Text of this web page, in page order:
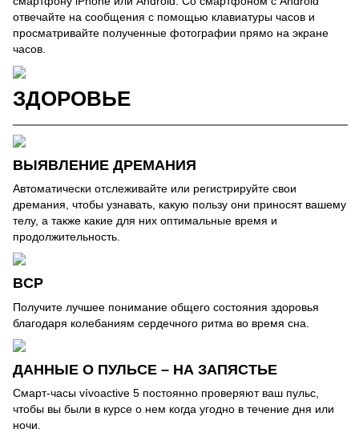
отвечайте на сообщения с помощью клавиатуры часов и
просматривайте полученные фотографии прямо на экране
часов.
ЗДОРОВЬЕ
ВЫЯВЛЕНИЕ ДРЕМАНИЯ
Автоматически отслеживайте или регистрируйте свои
дремания, чтобы узнавать, какую пользу они приносят вашему
телу, а также какие для них оптимальные время и
продолжительность.
ВCР
Получите лучшее понимание общего состояния здоровья
благодаря колебаниям сердечного ритма во время сна.
ДАННЫЕ О ПУЛЬСЕ – НА ЗАПЯСТЬЕ
Смарт-часы vívoactive 5 постоянно проверяют ваш пульс,
чтобы вы были в курсе о нем когда угодно в течение дня или
ночи.